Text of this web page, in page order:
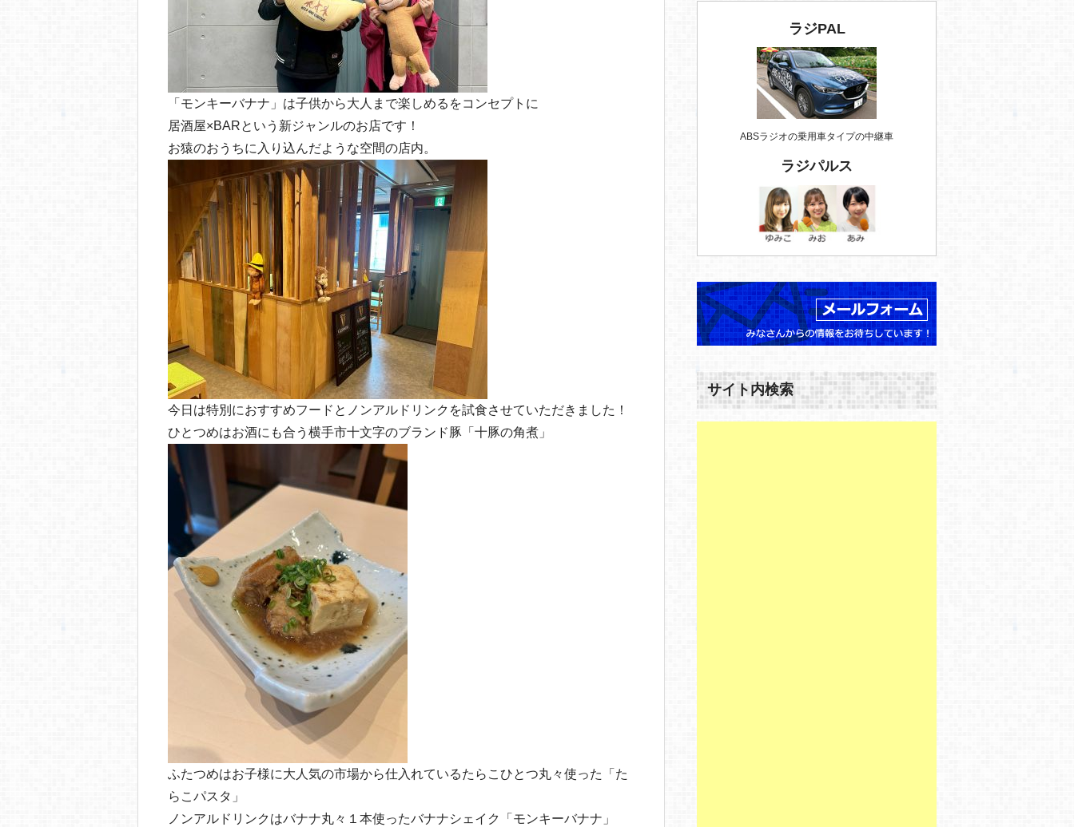
「モンキーバナナ」は子供から大人まで楽しめるをコンセプトに
居酒屋×BARという新ジャンルのお店です！
お猿のおうちに入り込んだような空間の店内。
今日は特別におすすめフードとノンアルドリンクを試食させていただきました！
ひとつめはお酒にも合う横手市十文字のブランド豚「十豚の角煮」
ふたつめはお子様に大人気の市場から仕入れているたらこひとつ丸々使った「た
らこパスタ」
ノンアルドリンクはバナナ丸々１本使ったバナナシェイク「モンキーバナナ」
ラジPAL
ABSラジオの乗用車タイプの中継車
ラジパルス
サイト内検索